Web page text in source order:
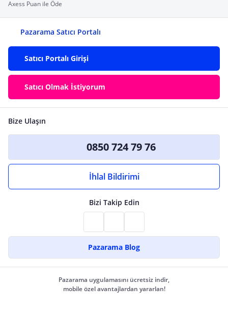
Axess Puan ile Öde
Pazarama Satıcı Portalı
Satıcı Portalı Girişi
Satıcı Olmak İstiyorum
Bize Ulaşın
0850 724 79 76
İhlal Bildirimi
Bizi Takip Edin
Pazarama Blog
Pazarama uygulamasını ücretsiz indir,
mobile özel avantajlardan yararlan!